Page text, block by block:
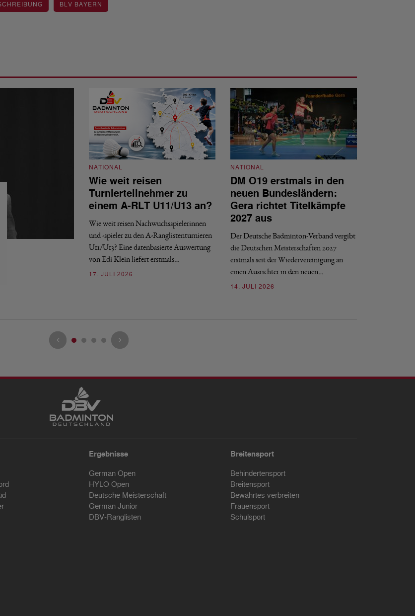
BLV BAYERN
NATIONAL
Wie weit reisen
Turnierteilnehmer zu
einem A-RLT U11/U13 an?
Wie weit reisen Nachwuchsspielerinnen
und -spieler zu den A-Ranglistenturnieren
U11/U13? Eine datenbasierte Auswertung
von Edi Klein liefert erstmals…
17. JULI 2026
NATIONAL
DM O19 erstmals in den
neuen Bundesländern:
Gera richtet Titelkämpfe
2027 aus
Der Deutsche Badminton-Verband vergibt
die Deutschen Meisterschaften 2027
erstmals seit der Wiedervereinigung an
einen Ausrichter in den neuen…
14. JULI 2026
Ergebnisse
German Open
HYLO Open
Deutsche Meisterschaft
German Junior
DBV-Ranglisten
Breitensport
Behindertensport
Breitensport
Bewährtes verbreiten
Frauensport
Schulsport